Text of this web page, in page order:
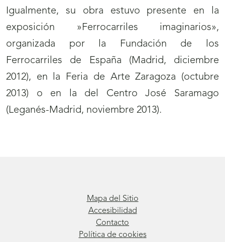
Igualmente, su obra estuvo presente en la
exposición »Ferrocarriles imaginarios»,
organizada por la Fundación de los
Ferrocarriles de España (Madrid, diciembre
2012), en la Feria de Arte Zaragoza (octubre
2013) o en la del Centro José Saramago
(Leganés-Madrid, noviembre 2013).
Mapa del Sitio
Accesibilidad
Contacto
Política de cookies